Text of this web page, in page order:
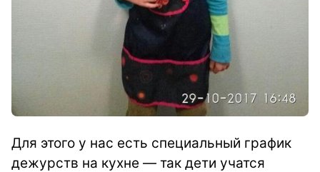
Для этого у нас есть специальный график
дежурств на кухне — так дети учатся